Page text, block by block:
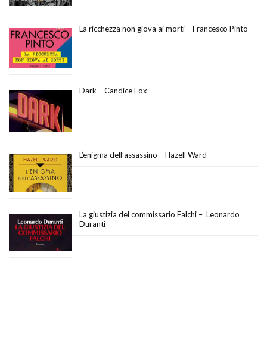
La ricchezza non giova ai morti – Francesco Pinto
Dark – Candice Fox
L’enigma dell’assassino – Hazell Ward
La giustizia del commissario Falchi – Leonardo
Duranti